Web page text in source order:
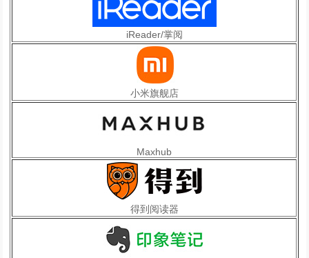
iReader/掌阅
小米旗舰店
Maxhub
得到阅读器